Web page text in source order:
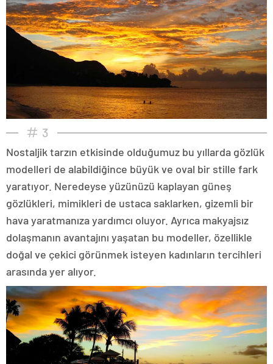
3
Nostaljik tarzın etkisinde olduğumuz bu yıllarda gözlük
modelleri de alabildiğince büyük ve oval bir stille fark
yaratıyor. Neredeyse yüzünüzü kaplayan güneş
gözlükleri, mimikleri de ustaca saklarken, gizemli bir
hava yaratmanıza yardımcı oluyor. Ayrıca makyajsız
dolaşmanın avantajını yaşatan bu modeller, özellikle
doğal ve çekici görünmek isteyen kadınların tercihleri
arasında yer alıyor.